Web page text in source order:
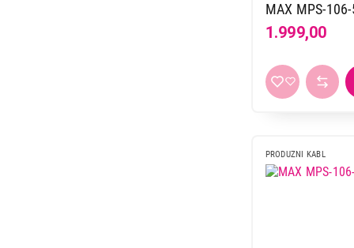
MAX MPS-
1.999,00
PRODUZNI KABL